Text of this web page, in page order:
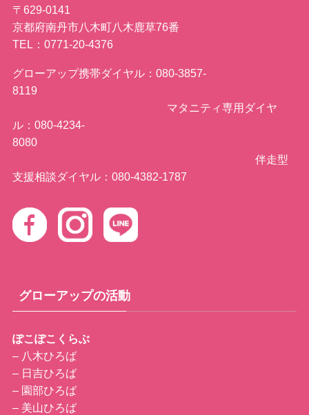
〒629-0141
京都府南丹市八木町八木鹿草76番
TEL：0771-20-4376
グローアップ携帯ダイヤル：080-3857-
8119
マタニティ専用ダイヤ
ル：080-4234-
8080
伴走型
支援相談ダイヤル：080-4382-1787
グローアップの活動
ぽこぽこくらぶ
– 八木ひろば
– 日吉ひろば
– 園部ひろば
– 美山ひろば